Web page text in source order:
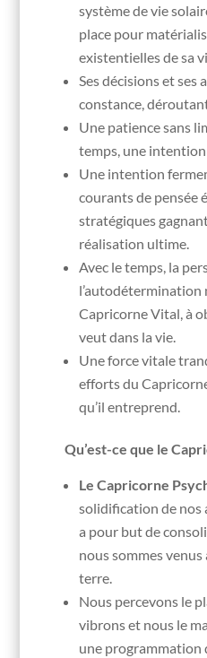
système de vie
place pour
existentielles de sa
Ses décisions et ses
constance,
Une patience sans
temps, une
Une intention
courants de pensée
stratégiques
réalisation ultime.
Avec le temps, la
l’autodétermination
Capricorne Vital, à
veut dans la vie.
Une force vitale
efforts du
qu’il entreprend.
Qu’est-ce que le
Le Capricorne
solidification de nos
a pour but de
nous sommes
terre.
Nous percevons le
vibrons et nous le
une